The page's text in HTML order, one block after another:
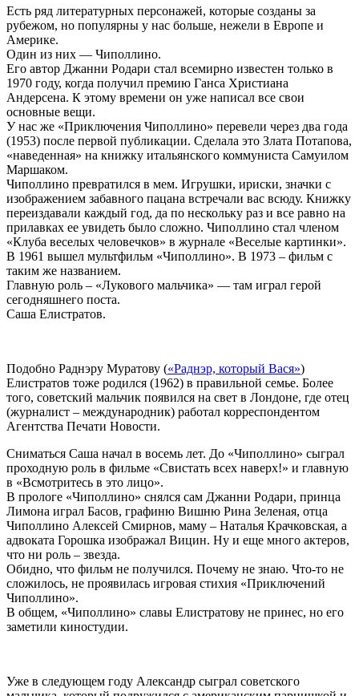
Есть ряд литературных персонажей, которые созданы за
рубежом, но популярны у нас больше, нежели в Европе и
Америке.
Один из них — Чиполлино.
Его автор Джанни Родари стал всемирно известен только в
1970 году, когда получил премию Ганса Христиана
Андерсена. К этому времени он уже написал все свои
основные вещи.
У нас же «Приключения Чиполлино» перевели через два года
(1953) после первой публикации. Сделала это Злата Потапова,
«наведенная» на книжку итальянского коммуниста Самуилом
Маршаком.
Чиполлино превратился в мем. Игрушки, ириски, значки с
изображением забавного пацана встречали вас всюду. Книжку
переиздавали каждый год, да по нескольку раз и все равно на
прилавках ее увидеть было сложно. Чиполлино стал членом
«Клуба веселых человечков» в журнале «Веселые картинки».
В 1961 вышел мультфильм «Чиполлино». В 1973 – фильм с
таким же названием.
Главную роль – «Лукового мальчика» — там играл герой
сегодняшнего поста.
Саша Елистратов.
Подобно Раднэру Муратову («Раднэр, который Вася»)
Елистратов тоже родился (1962) в правильной семье. Более
того, советский мальчик появился на свет в Лондоне, где отец
(журналист – международник) работал корреспондентом
Агентства Печати Новости.
Сниматься Саша начал в восемь лет. До «Чиполлино» сыграл
проходную роль в фильме «Свистать всех наверх!» и главную
в «Всмотритесь в это лицо».
В прологе «Чиполлино» снялся сам Джанни Родари, принца
Лимона играл Басов, графиню Вишню Рина Зеленая, отца
Чиполлино Алексей Смирнов, маму – Наталья Крачковская, а
адвоката Горошка изображал Вицин. Ну и еще много актеров,
что ни роль – звезда.
Обидно, что фильм не получился. Почему не знаю. Что-то не
сложилось, не проявилась игровая стихия «Приключений
Чиполлино».
В общем, «Чиполлино» славы Елистратову не принес, но его
заметили киностудии.
Уже в следующем году Александр сыграл советского